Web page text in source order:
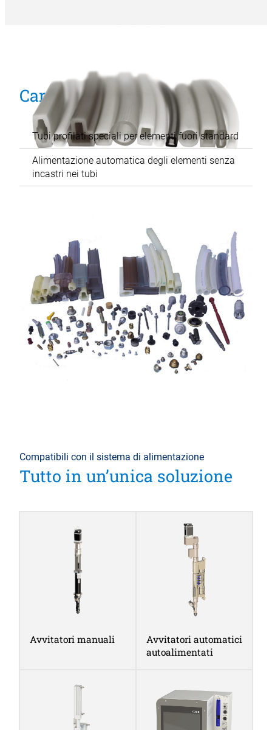
Caratteristiche
Tubi profilati speciali per elementi fuori standard
Alimentazione automatica degli elementi senza
incastri nei tubi
Compatibili con il sistema di alimentazione
Tutto in un’unica soluzione
Avvitatori manuali
Avvitatori automatici
autoalimentati